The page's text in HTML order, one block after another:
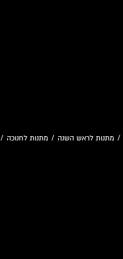
/ מתנות לראש השנה / מתנות לחנוכה /